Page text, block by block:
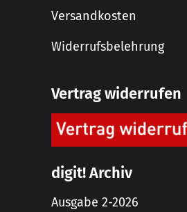
Versandkosten
Widerrufsbelehrung
Vertrag widerrufen
digit! Archiv
Ausgabe 2-2026